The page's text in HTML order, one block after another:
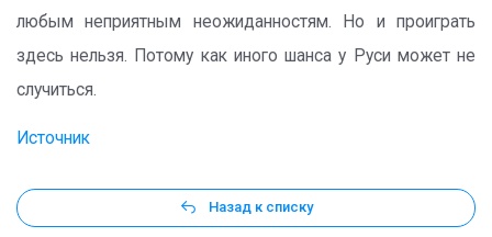
любым неприятным неожиданностям. Но и проиграть
здесь нельзя. Потому как иного шанса у Руси может не
случиться.
Источник
Назад к списку